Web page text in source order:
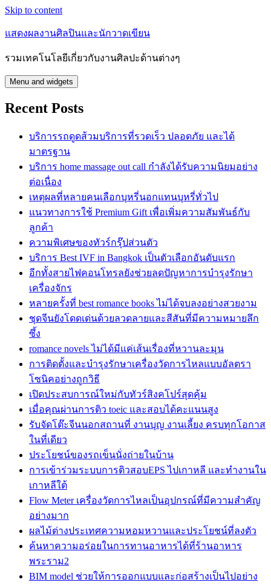
Skip to content
แสดงผลงานศิลปินและนักวาดเขียน
รวมเทคโนโลยีเกี่ยวกับงานศิลปะด้านต่างๆ
Menu and widgets
Recent Posts
บริการรถดูดส้วมบริการที่รวดเร็ว ปลอดภัย และได้
มาตรฐาน
บริการ home massage out call กำลังได้รับความนิยมอย่าง
ต่อเนื่อง
เหตุผลที่หลายคนเลือกบุหรี่นอกแทนบุหรี่ทั่วไป
แนวทางการใช้ Premium Gift เพื่อเพิ่มความสัมพันธ์กับ
ลูกค้า
ความพิเศษของทัวร์กรุ๊ปส่วนตัว
บริการ Best IVF in Bangkok เป็นตัวเลือกอันดับแรก
อีกทั้งสายไฟคอนโทรลยังช่วยลดปัญหาการบำรุงรักษา
เครื่องจักร
หลายครั้งที่ best romance books ไม่ได้จบลงอย่างสวยงาม
ชุดจีนยังโดดเด่นด้วยลวดลายและสีสันที่มีความหมายลึก
ซึ้ง
romance novels ไม่ได้มีแค่เส้นเรื่องที่หวานละมุน
การติดตั้งและบำรุงรักษาเครื่องวัดการไหลแบบอัลตรา
โซนิคอย่างถูกวิธี
เปิดประสบการณ์ใหม่กับทัวร์สิงคโปร์สุดคุ้ม
เมื่อคุณผ่านการติว toeic และสอบได้คะแนนสูง
รับจัดโต๊ะจีนนอกสถานที่ งานบุญ งานเลี้ยง ครบทุกโอกาส
ในที่เดียว
ประโยชน์ของรถเข็นนั่งถ่ายในบ้าน
การเข้าร่วมระบบการติวสอบEPS ไปเกาหลี และทำงานใน
เกาหลีใต้
Flow Meter เครื่องวัดการไหลเป็นอุปกรณ์ที่มีความสำคัญ
อย่างมาก
ผลไม้ต่างประเทศความหอมหวานและประโยชน์ที่ลงตัว
ค้นหาความอร่อยในการทานอาหารได้ที่ร้านอาหาร
พระราม2
BIM model ช่วยให้การออกแบบและก่อสร้างเป็นไปอย่าง